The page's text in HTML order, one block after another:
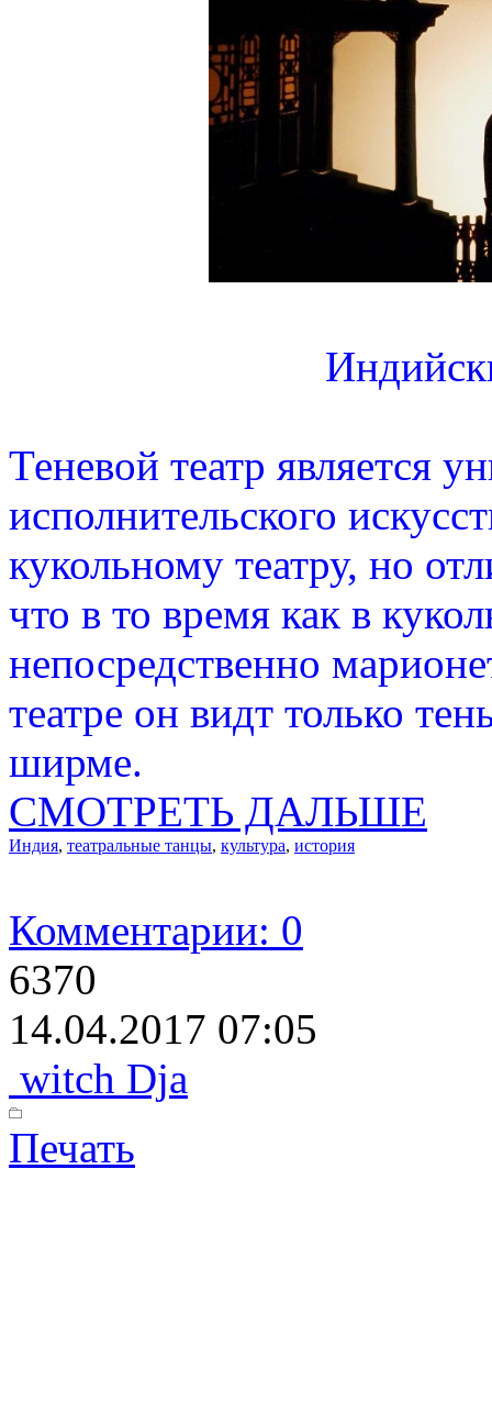
Теневой театр является
исполнительского
кукольному театру, но
что в то время как в
непосредственно
театре он видт только
ширме.
СМОТРЕТЬ ДАЛЬШЕ
Индия, театральные танцы, культура, история
Комментарии: 0
6370
14.04.2017 07:05
witch Dja
Печать